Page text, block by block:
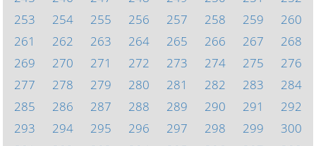
253
254 255 256 257 258 259
260
261
262 263 264 265 266 267
268
269
270 271 272 273 274 275
276
277
278 279 280 281 282 283
284
285
286 287 288 289 290 291
292
293
294 295 296 297 298 299
300